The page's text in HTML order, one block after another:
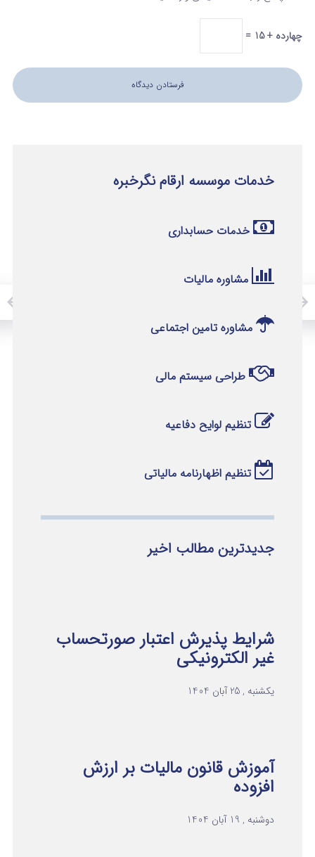
چهارده + 15 =
خدمات موسسه ارقام نگرخبره
خدمات حسابداری
مشاوره مالیات
مشاوره تامین اجتماعی
طراحی سیستم مالی
تنظیم لوایح دفاعیه
تنظیم اظهارنامه مالیاتی
جدیدترین مطالب اخیر
شرایط پذیرش اعتبار صورتحساب
غیر الکترونیکی
یکشنبه , 25 آبان 1404
آموزش قانون مالیات بر ارزش
افزوده
دوشنبه , 19 آبان 1404